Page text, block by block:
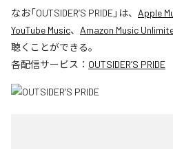
なお「OUTSIDER’S PRIDE」は、 Apple
YouTube Music、 Amazon Music
聴くことができる。
各配信サービス： OUTSIDER’S PRIDE